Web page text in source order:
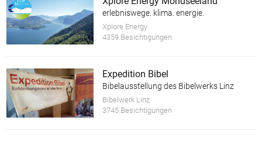
erlebniswege. klima. energie.
Xplore Energy
4359 Besichtigungen
Expedition Bibel
Bibelausstellung des Bibelwerks Linz
Bibelwerk Linz
3745 Besichtigungen